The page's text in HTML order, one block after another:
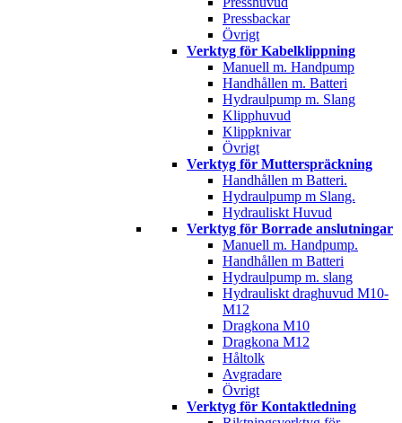
Pressbackar
Övrigt
Verktyg för Kabelklippning
Manuell m. Handpump
Handhållen m. Batteri
Hydraulpump m. Slang
Klipphuvud
Klippknivar
Övrigt
Verktyg för Mutterspräckning
Handhållen m Batteri.
Hydraulpump m Slang.
Hydrauliskt Huvud
Verktyg för Borrade anslutningar
Manuell m. Handpump.
Handhållen m Batteri
Hydraulpump m. slang
Hydrauliskt draghuvud M10-
M12
Dragkona M10
Dragkona M12
Håltolk
Avgradare
Övrigt
Verktyg för Kontaktledning